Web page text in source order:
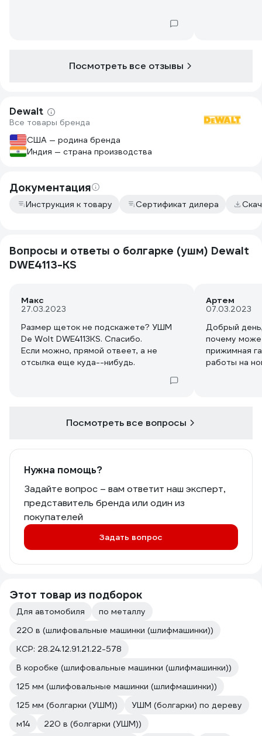
Посмотреть все отзывы
Dewalt
Все товары бренда
США — родина бренда
Индия — страна производства
Документация
Инструкция к товару Сертификат дилера
Вопросы и ответы о болгарке (ушм) Dewalt
DWE4113-KS
Макс
27.03.2023
Размер щеток не подскажете? УШМ
De Wolt DWE4113KS. Спасибо.
Если можно, прямой отвеет, а не
отсылка еще куда--нибудь.
Артем
07.03.2023
Добрый
почему
прижимная
работы на
Посмотреть все вопросы
Нужна помощь?
Задайте вопрос – вам ответит наш эксперт,
представитель бренда или один из
покупателей
Задать вопрос
Этот товар из подборок
Для автомобиля
по металлу
220 в (шлифовальные машинки (шлифмашинки))
КСР: 28.24.12.91.21.22-578
В коробке (шлифовальные машинки (шлифмашинки))
125 мм (шлифовальные машинки (шлифмашинки))
125 мм (болгарки (УШМ))
УШМ (болгарки) по дереву
м14
220 в (болгарки (УШМ))